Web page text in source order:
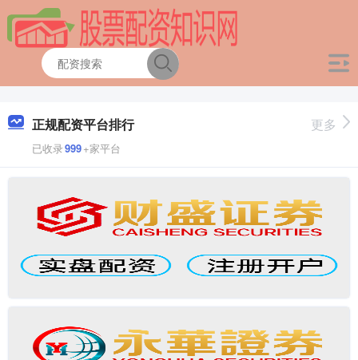
正规配资平台排行
已收录999+家平台
更多